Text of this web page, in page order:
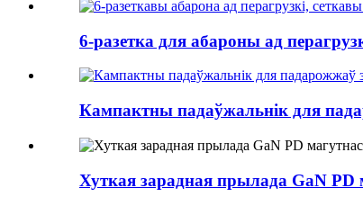
6-разетка для абароны ад
Кампактны падаўжальнік для
Хуткая зарадная прылада GaN PD